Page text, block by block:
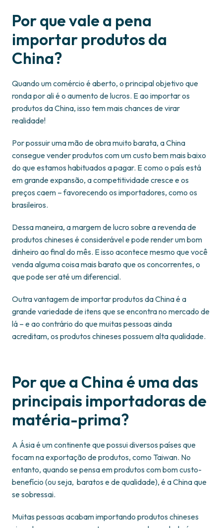
Por que vale a pena
importar produtos da
China?
Quando um comércio é aberto, o principal objetivo que
ronda por ali é o aumento de lucros. E ao importar os
produtos da China, isso tem mais chances de virar
realidade!
Por possuir uma mão de obra muito barata, a China
consegue vender produtos com um custo bem mais baixo
do que estamos habituados a pagar. E como o país está
em grande expansão, a competitividade cresce e os
preços caem – favorecendo os importadores, como os
brasileiros.
Dessa maneira, a margem de lucro sobre a revenda de
produtos chineses é considerável e pode render um bom
dinheiro ao final do mês. E isso acontece mesmo que você
venda alguma coisa mais barato que os concorrentes, o
que pode ser até um diferencial.
Outra vantagem de importar produtos da China é a
grande variedade de itens que se encontra no mercado de
lá – e ao contrário do que muitas pessoas ainda
acreditam, os produtos chineses possuem alta qualidade.
Por que a China é uma das
principais importadoras de
matéria-prima?
A Ásia é um continente que possui diversos países que
focam na exportação de produtos, como Taiwan. No
entanto, quando se pensa em produtos com bom custo-
benefício (ou seja, baratos e de qualidade), é a China que
se sobressai.
Muitas pessoas acabam importando produtos chineses